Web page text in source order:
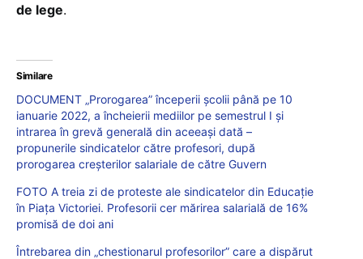
de lege.
Similare
DOCUMENT „Prorogarea” începerii școlii până pe 10
ianuarie 2022, a încheierii mediilor pe semestrul I și
intrarea în grevă generală din aceeași dată –
propunerile sindicatelor către profesori, după
prorogarea creșterilor salariale de către Guvern
FOTO A treia zi de proteste ale sindicatelor din Educație
în Piața Victoriei. Profesorii cer mărirea salarială de 16%
promisă de doi ani
Întrebarea din „chestionarul profesorilor” care a dispărut